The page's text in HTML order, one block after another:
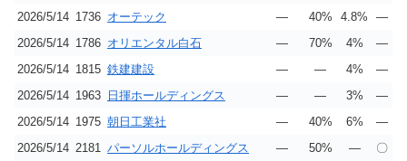
2026/5/14 1736 オーテック ― 40% 4.8%
―
2026/5/14 1786 オリエンタル白石 ― 70% 4%
―
2026/5/14 1815 鉄建建設 ― ― 4%
―
2026/5/14 1963 日揮ホールディングス ― ― 3%
―
2026/5/14 1975 朝日工業社 ― 40% 6%
―
2026/5/14 2181 パーソルホールディングス ― 50% ―
〇